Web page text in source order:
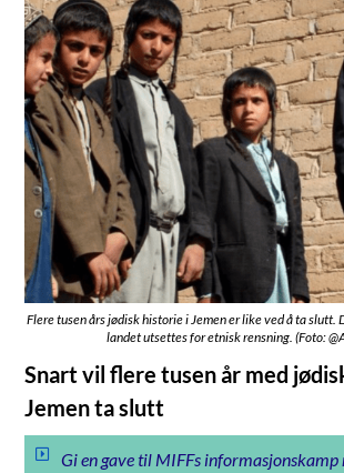
Flere tusen års jødisk historie i Jemen er like ved å ta slutt.
landet utsettes for etnisk rensning. (Foto:
Snart vil flere tusen år med
Jemen ta slutt
Gi en gave til MIFFs